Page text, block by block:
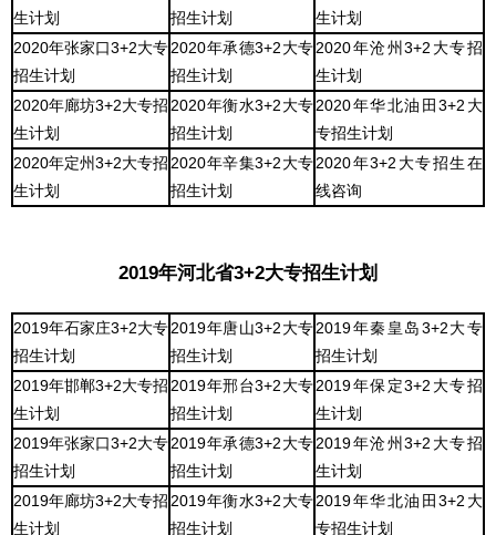
生计划
招生计划
生计划
2020年张家口3+2大专
招生计划
2020年承德3+2大专
招生计划
2020年沧州3+2大专招
生计划
2020年廊坊3+2大专招
生计划
2020年衡水3+2大专
招生计划
2020年华北油田3+2大
专招生计划
2020年定州3+2大专招
生计划
2020年辛集3+2大专
招生计划
2020年3+2大专招生在
线咨询
2019年河北省3+2大专招生计划
2019年石家庄3+2大专
招生计划
2019年唐山3+2大专
招生计划
2019年秦皇岛3+2大专
招生计划
2019年邯郸3+2大专招
生计划
2019年邢台3+2大专
招生计划
2019年保定3+2大专招
生计划
2019年张家口3+2大专
招生计划
2019年承德3+2大专
招生计划
2019年沧州3+2大专招
生计划
2019年廊坊3+2大专招
生计划
2019年衡水3+2大专
招生计划
2019年华北油田3+2大
专招生计划